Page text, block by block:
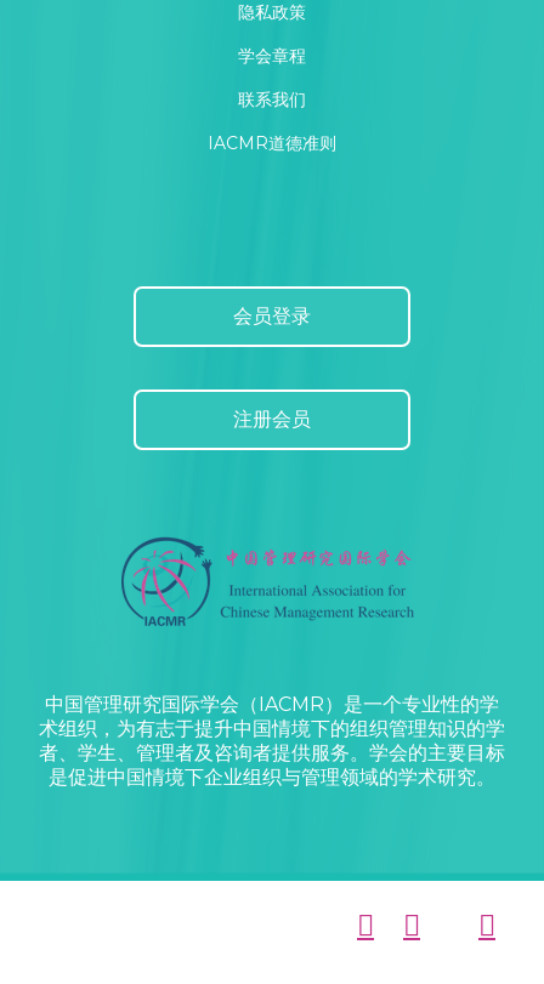
隐私政策
学会章程
联系我们
IACMR道德准则
会员登录
注册会员
中国管理研究国际学会（IACMR）是一个专业性的学
术组织，为有志于提升中国情境下的组织管理知识的学
者、学生、管理者及咨询者提供服务。学会的主要目标
是促进中国情境下企业组织与管理领域的学术研究。